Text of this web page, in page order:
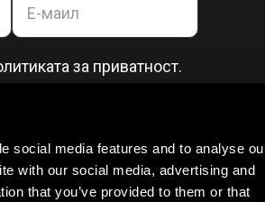
social media features and to analyse
with our social media, advertising and
that you’ve provided to them or that
за приватност.